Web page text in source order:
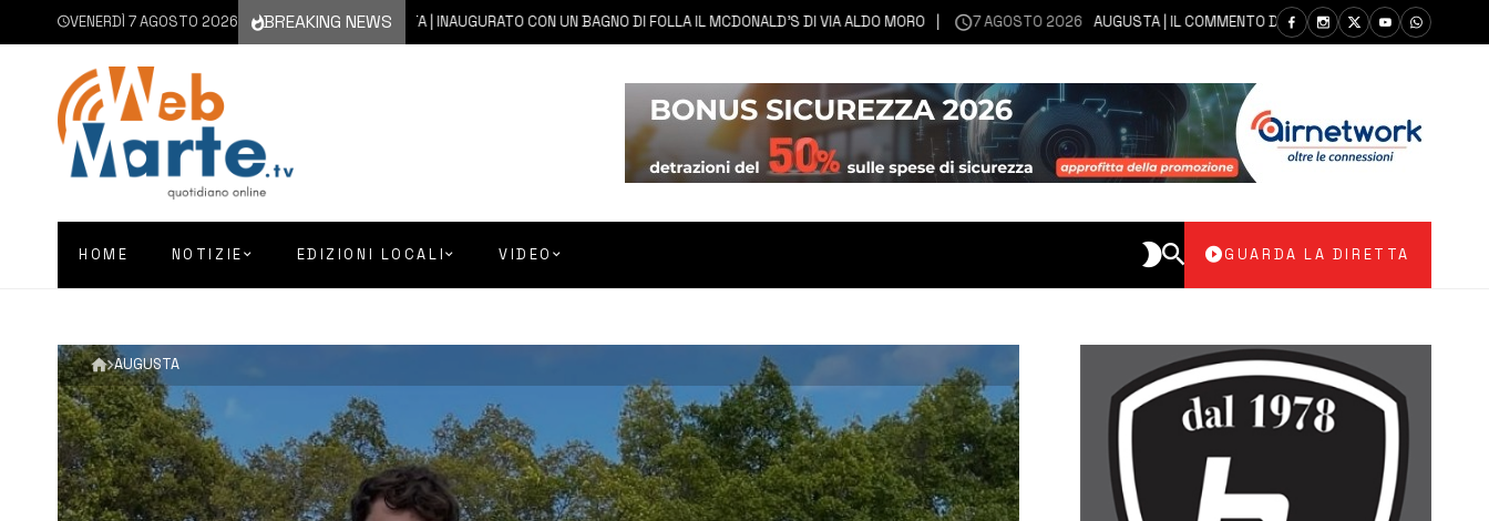
VENERDÌ 7 AGOSTO 2026 BREAKING NEWS
7 AGOSTO 2026 AUGUSTA | INAUGURATO CON UN BAGNO DI FOLLA IL MCDONALD’S DI VIA ALDO MORO 7 AGOSTO 2026 AUGUSTA | IL COMMENTO DEI PARLAMENTARI CANNATA E AUTERI
HOME NOTIZIE EDIZIONI LOCALI VIDEO GUARDA LA DIRETTA
AUGUSTA